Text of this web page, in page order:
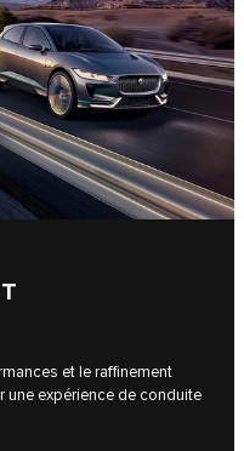
et le raffinement
une expérience de conduite